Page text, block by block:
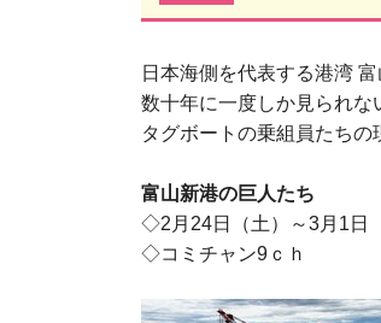
日本海側を代表する港湾
数十年に一度しか見られな
タグボートの乗組員たち
富山新港の巨人たち
◇2月24日（土）～3月1日
◇コミチャン9ｃｈ